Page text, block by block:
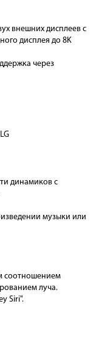
внешних дисплеев с
дисплея до 8K
через
динамиков с
музыки или
соотношением
луча.
Siri".